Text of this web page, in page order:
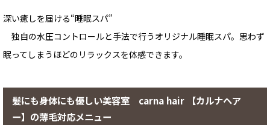
深い癒しを届ける“睡眠スパ”
独自の水圧コントロールと手法で行うオリジナル睡眠スパ。思わず
眠ってしまうほどのリラックスを体感できます。
髪にも身体にも優しい美容室 carna hair 【カルナヘア
ー】の薄毛対応メニュー